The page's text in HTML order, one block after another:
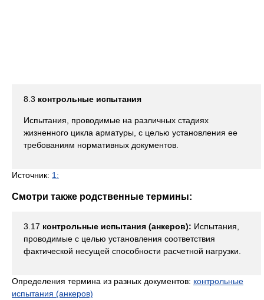
8.3 контрольные испытания
Испытания, проводимые на различных стадиях
жизненного цикла арматуры, с целью установления ее
требованиям нормативных документов.
Источник: 1:
Смотри также родственные термины:
3.17 контрольные испытания (анкеров): Испытания,
проводимые с целью установления соответствия
фактической несущей способности расчетной нагрузки.
Определения термина из разных документов: контрольные
испытания (анкеров)